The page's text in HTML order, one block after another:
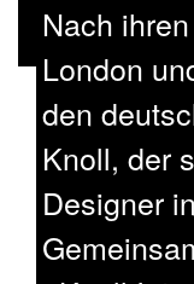
Nach
London
den
Knoll, der
Designer